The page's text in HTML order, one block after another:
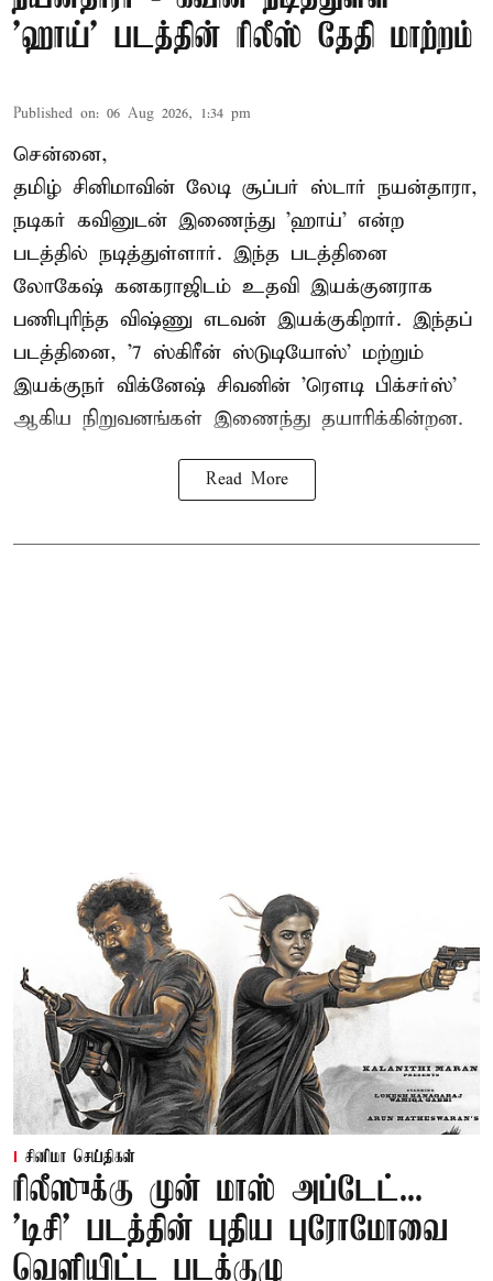
'ஹாய்' படத்தின் ரிலீஸ் தேதி மாற்றம்
Published on: 06 Aug 2026, 1:34 pm
சென்னை,
தமிழ் சினிமாவின் லேடி சூப்பர் ஸ்டார் நயன்தாரா,
நடிகர் கவினுடன் இணைந்து 'ஹாய்' என்ற
படத்தில் நடித்துள்ளார். இந்த படத்தினை
லோகேஷ் கனகராஜிடம் உதவி இயக்குனராக
பணிபுரிந்த விஷ்ணு எடவன் இயக்குகிறார். இந்தப்
படத்தினை, '7 ஸ்கிரீன் ஸ்டுடியோஸ்' மற்றும்
இயக்குநர் விக்னேஷ் சிவனின் 'ரௌடி பிக்சர்ஸ்'
ஆகிய நிறுவனங்கள் இணைந்து தயாரிக்கின்றன.
Read More
சினிமா செய்திகள்
ரிலீஸுக்கு முன் மாஸ் அப்டேட்...
'டிசி' படத்தின் புதிய புரோமோவை
வெளியிட்ட படக்குழு